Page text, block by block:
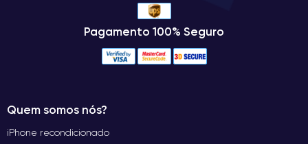
Pagamento 100% Seguro
Quem somos nós?
iPhone recondicionado